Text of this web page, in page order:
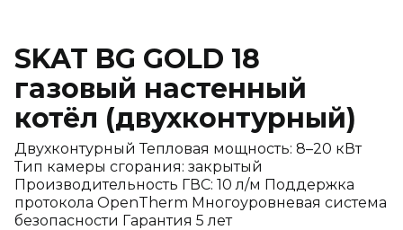
SKAT BG GOLD 18
газовый настенный
котёл (двухконтурный)
Двухконтурный Тепловая мощность: 8–20 кВт
Тип камеры сгорания: закрытый
Производительность ГВС: 10 л/м Поддержка
протокола OpenTherm Многоуровневая система
безопасности Гарантия 5 лет